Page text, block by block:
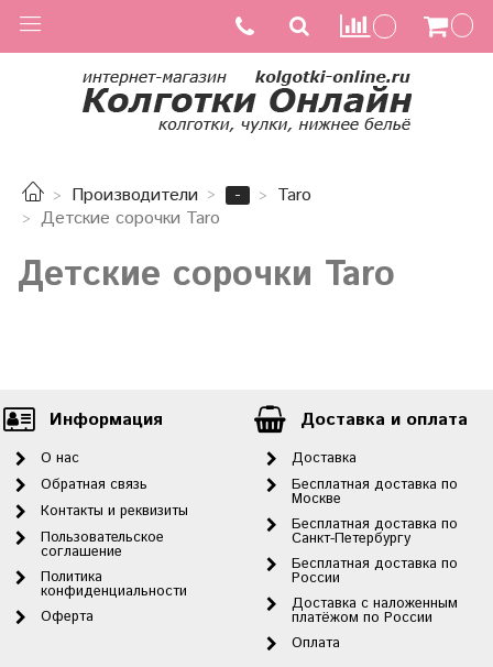
Производители -
Taro
Детские сорочки Taro
Детские сорочки Taro
Информация
О нас
Обратная связь
Контакты и реквизиты
Пользовательское
соглашение
Политика
конфиденциальности
Оферта
Доставка и оплата
Доставка
Бесплатная доставка по
Москве
Бесплатная доставка по
Санкт-Петербургу
Бесплатная доставка по
России
Доставка с наложенным
платёжом по России
Оплата